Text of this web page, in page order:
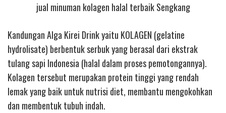
jual minuman kolagen halal terbaik Sengkang
Kandungan Alga Kirei Drink yaitu KOLAGEN (gelatine
hydrolisate) berbentuk serbuk yang berasal dari ekstrak
tulang sapi Indonesia (halal dalam proses pemotongannya).
Kolagen tersebut merupakan protein tinggi yang rendah
lemak yang baik untuk nutrisi diet, membantu mengokohkan
dan membentuk tubuh indah.